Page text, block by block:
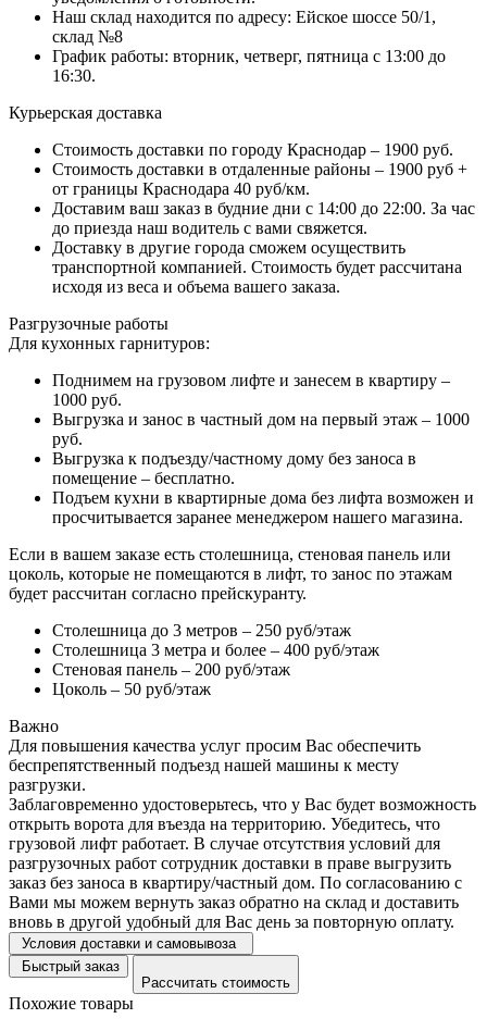
Наш склад находится по адресу: Ейское шоссе 50/1,
склад №8
График работы: вторник, четверг, пятница с 13:00 до
16:30.
Курьерская доставка
Стоимость доставки по городу Краснодар – 1900 руб.
Стоимость доставки в отдаленные районы – 1900 руб +
от границы Краснодара 40 руб/км.
Доставим ваш заказ в будние дни с 14:00 до 22:00. За час
до приезда наш водитель с вами свяжется.
Доставку в другие города сможем осуществить
транспортной компанией. Стоимость будет рассчитана
исходя из веса и объема вашего заказа.
Разгрузочные работы
Для кухонных гарнитуров:
Поднимем на грузовом лифте и занесем в квартиру –
1000 руб.
Выгрузка и занос в частный дом на первый этаж – 1000
руб.
Выгрузка к подъезду/частному дому без заноса в
помещение – бесплатно.
Подъем кухни в квартирные дома без лифта возможен и
просчитывается заранее менеджером нашего магазина.
Если в вашем заказе есть столешница, стеновая панель или
цоколь, которые не помещаются в лифт, то занос по этажам
будет рассчитан согласно прейскуранту.
Столешница до 3 метров – 250 руб/этаж
Столешница 3 метра и более – 400 руб/этаж
Стеновая панель – 200 руб/этаж
Цоколь – 50 руб/этаж
Важно
Для повышения качества услуг просим Вас обеспечить
беспрепятственный подъезд нашей машины к месту
разгрузки.
Заблаговременно удостоверьтесь, что у Вас будет возможность
открыть ворота для въезда на территорию. Убедитесь, что
грузовой лифт работает. В случае отсутствия условий для
разгрузочных работ сотрудник доставки в праве выгрузить
заказ без заноса в квартиру/частный дом. По согласованию с
Вами мы можем вернуть заказ обратно на склад и доставить
вновь в другой удобный для Вас день за повторную оплату.
Условия доставки и самовывоза
Быстрый заказ
Рассчитать стоимость
Похожие товары